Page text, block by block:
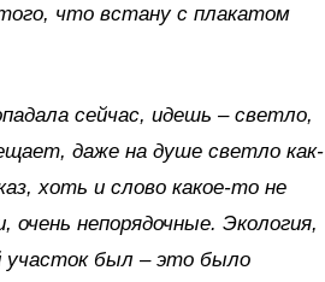
что встану с плакатом
сейчас, идешь – светло,
даже на душе светло как-
хоть и слово какое-то не
непорядочные. Экология,
участок был – это было